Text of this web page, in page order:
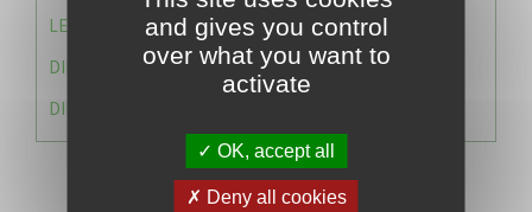
LE CABINET DU MAIRE
DIRECTION DES RESSOURCES ET MOYENS
DIRECTION DU DEVELLOPPEMENT URBAIN DURABL
and gives you control
over what you want to
activate
OK, accept all
Deny all cookies